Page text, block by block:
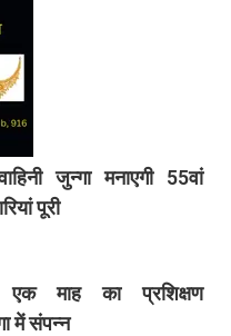
जुन्गा मनाएगी 55वां
पूरी
एक माह का प्रशिक्षण
में संपन्न